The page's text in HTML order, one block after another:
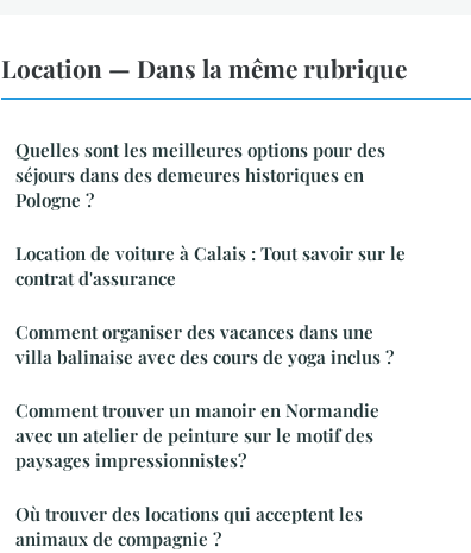
Location — Dans la même rubrique
Quelles sont les meilleures options pour des
séjours dans des demeures historiques en
Pologne ?
Location de voiture à Calais : Tout savoir sur le
contrat d'assurance
Comment organiser des vacances dans une
villa balinaise avec des cours de yoga inclus ?
Comment trouver un manoir en Normandie
avec un atelier de peinture sur le motif des
paysages impressionnistes?
Où trouver des locations qui acceptent les
animaux de compagnie ?